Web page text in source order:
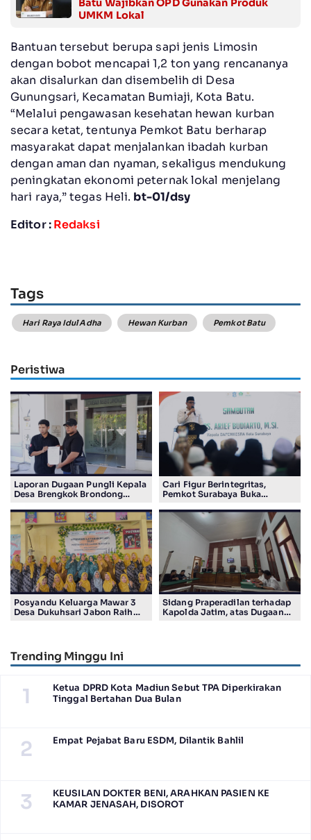
Batu Wajibkan OPD Gunakan Produk
UMKM Lokal
Bantuan tersebut berupa sapi jenis Limosin
dengan bobot mencapai 1,2 ton yang rencananya
akan disalurkan dan disembelih di Desa
Gunungsari, Kecamatan Bumiaji, Kota Batu.
“Melalui pengawasan kesehatan hewan kurban
secara ketat, tentunya Pemkot Batu berharap
masyarakat dapat menjalankan ibadah kurban
dengan aman dan nyaman, sekaligus mendukung
peningkatan ekonomi peternak lokal menjelang
hari raya,” tegas Heli. bt-01/dsy
Editor :Redaksi
Tags
Hari Raya Idul Adha Hewan Kurban Pemkot Batu
Peristiwa
Laporan Dugaan Pungli Kepala
Desa Brengkok Brondong
Lamongan
Cari Figur Berintegritas,
Pemkot Surabaya Buka
BAZNAS Periode 2026–2031
Posyandu Keluarga Mawar 3
Desa Dukuhsari Jabon Raih
Sidang Praperadilan terhadap
Kapolda Jatim, atas Dugaan
Trending Minggu Ini
1
Ketua DPRD Kota Madiun Sebut TPA Diperkirakan
Tinggal Bertahan Dua Bulan
2 Empat Pejabat Baru ESDM, Dilantik Bahlil
3
KEUSILAN DOKTER BENI, ARAHKAN PASIEN KE
KAMAR JENASAH, DISOROT